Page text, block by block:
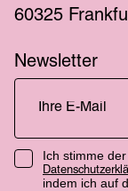
60325
Newsletter
Ich stimme
indem ich auf